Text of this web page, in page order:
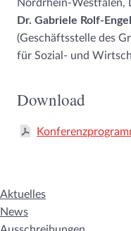
Nordrhein-Westfalen,
Dr. Gabriele Rolf-Engel
(Geschäftsstelle des
für Sozial- und
Download
Aktuelles
News